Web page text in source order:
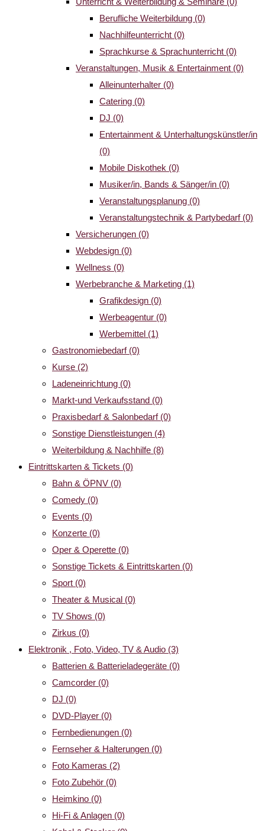
Berufliche Weiterbildung (0)
Nachhilfeunterricht (0)
Sprachkurse & Sprachunterricht (0)
Veranstaltungen, Musik & Entertainment (0)
Alleinunterhalter (0)
Catering (0)
DJ (0)
Entertainment & Unterhaltungskünstler/in
(0)
Mobile Diskothek (0)
Musiker/in, Bands & Sänger/in (0)
Veranstaltungsplanung (0)
Veranstaltungstechnik & Partybedarf (0)
Versicherungen (0)
Webdesign (0)
Wellness (0)
Werbebranche & Marketing (1)
Grafikdesign (0)
Werbeagentur (0)
Werbemittel (1)
Gastronomiebedarf (0)
Kurse (2)
Ladeneinrichtung (0)
Markt-und Verkaufsstand (0)
Praxisbedarf & Salonbedarf (0)
Sonstige Dienstleistungen (4)
Weiterbildung & Nachhilfe (8)
Eintrittskarten & Tickets (0)
Bahn & ÖPNV (0)
Comedy (0)
Events (0)
Konzerte (0)
Oper & Operette (0)
Sonstige Tickets & Eintrittskarten (0)
Sport (0)
Theater & Musical (0)
TV Shows (0)
Zirkus (0)
Elektronik , Foto, Video, TV & Audio (3)
Batterien & Batterieladegeräte (0)
Camcorder (0)
DJ (0)
DVD-Player (0)
Fernbedienungen (0)
Fernseher & Halterungen (0)
Foto Kameras (2)
Foto Zubehör (0)
Heimkino (0)
Hi-Fi & Anlagen (0)